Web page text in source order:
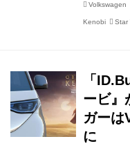
ビ』との
「ID.Buzz
Volkswagen
Kenobi Star
「
ービ』
ガーは
に